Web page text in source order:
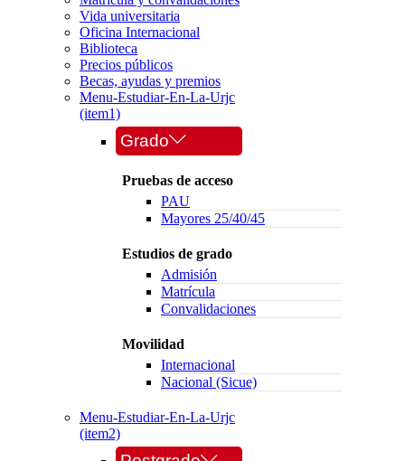
Vida universitaria
Oficina Internacional
Biblioteca
Precios públicos
Becas, ayudas y premios
Menu-Estudiar-En-La-Urjc
(item1)
Grado
Pruebas de acceso
PAU
Mayores 25/40/45
Estudios de grado
Admisión
Matrícula
Convalidaciones
Movilidad
Internacional
Nacional (Sicue)
Menu-Estudiar-En-La-Urjc
(item2)